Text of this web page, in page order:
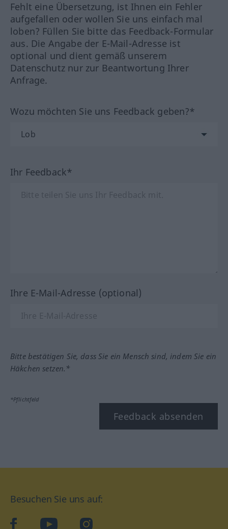
Fehlt eine Übersetzung, ist Ihnen ein Fehler
aufgefallen oder wollen Sie uns einfach mal
loben? Füllen Sie bitte das Feedback-Formular
aus. Die Angabe der E-Mail-Adresse ist
optional und dient gemäß unserem
Datenschutz nur zur Beantwortung Ihrer
Anfrage.
Wozu möchten Sie uns Feedback geben?*
Ihr Feedback*
Ihre E-Mail-Adresse (optional)
Bitte bestätigen Sie, dass Sie ein Mensch sind, indem Sie ein
Häkchen setzen.*
*Pflichtfeld
Feedback absenden
Besuchen Sie uns auf:
facebookYouTube Instagram